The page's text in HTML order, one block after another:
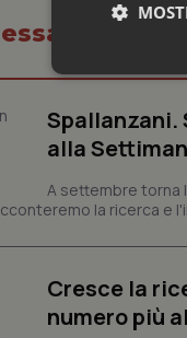
in Lazio
Spallanzani.
alla
A settembre torna
la ricerca e
Cresce la
numero più
e
Nome